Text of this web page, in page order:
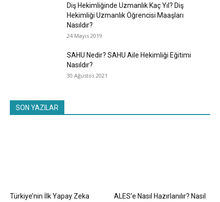
Diş Hekimliğinde Uzmanlık Kaç Yıl? Diş
Hekimliği Uzmanlık Öğrencisi Maaşları
Nasıldır?
24 Mayıs 2019
SAHU Nedir? SAHU Aile Hekimliği Eğitimi
Nasıldır?
30 Ağustos 2021
SON YAZILAR
Türkiye’nin İlk Yapay Zeka
ALES’e Nasıl Hazırlanılır? Nasıl